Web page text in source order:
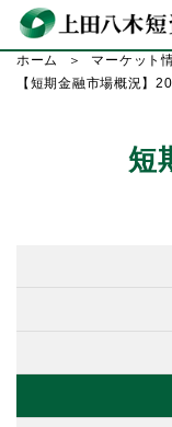
ホーム マーケット
【短期金融市場概況】
短